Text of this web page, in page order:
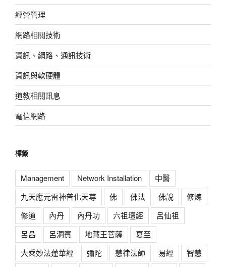
經營管理
網路相關技術
資訊、網路、通訊技術
資訊與軟硬體
道教相關訊息
電信網路
標籤
Management Network Installation
中醫
九天應元雷神普化天尊
佛 佛法 佛說
修煉
修道
內丹 內丹功 六祖壇經
呂仙祖
呂喦
呂洞賓 地藏王菩薩
夏至
大乘妙法蓮華經
彌陀 慧律法師 易經
智慧